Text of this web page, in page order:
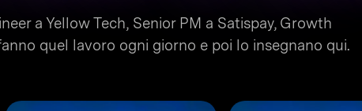
a Yellow Tech, Senior PM a Satispay, Growth
quel lavoro ogni giorno e poi lo insegnano qui.